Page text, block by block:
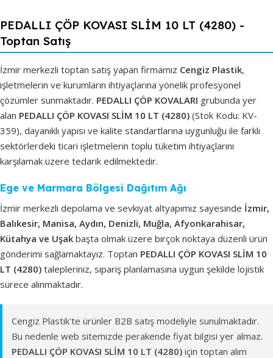
PEDALLI ÇÖP KOVASI SLİM 10 LT (4280) -
Toptan Satış
İzmir merkezli toptan satış yapan firmamız Cengiz Plastik,
işletmelerin ve kurumların ihtiyaçlarına yönelik profesyonel
çözümler sunmaktadır. PEDALLI ÇÖP KOVALARI grubunda yer
alan PEDALLI ÇÖP KOVASI SLİM 10 LT (4280) (Stok Kodu: KV-
359), dayanıklı yapısı ve kalite standartlarına uygunluğu ile farklı
sektörlerdeki ticari işletmelerin toplu tüketim ihtiyaçlarını
karşılamak üzere tedarik edilmektedir.
Ege ve Marmara Bölgesi Dağıtım Ağı
İzmir merkezli depolama ve sevkiyat altyapımız sayesinde İzmir,
Balıkesir, Manisa, Aydın, Denizli, Muğla, Afyonkarahisar,
Kütahya ve Uşak başta olmak üzere birçok noktaya düzenli ürün
gönderimi sağlamaktayız. Toptan PEDALLI ÇÖP KOVASI SLİM 10
LT (4280) talepleriniz, sipariş planlamasına uygun şekilde lojistik
sürece alınmaktadır.
Cengiz Plastik'te ürünler B2B satış modeliyle sunulmaktadır.
Bu nedenle web sitemizde perakende fiyat bilgisi yer almaz.
PEDALLI ÇÖP KOVASI SLİM 10 LT (4280) için toptan alım